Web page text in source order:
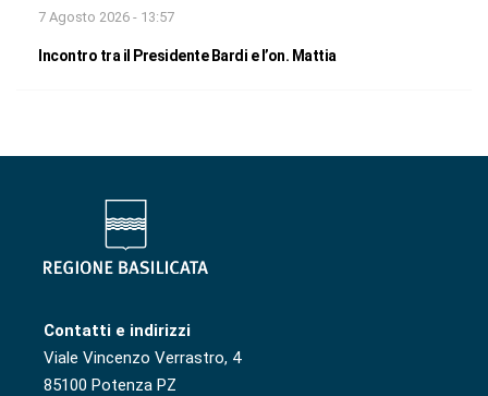
7 Agosto 2026 - 13:57
Incontro tra il Presidente Bardi e l’on. Mattia
Contatti e indirizzi
Viale Vincenzo Verrastro, 4
85100 Potenza PZ